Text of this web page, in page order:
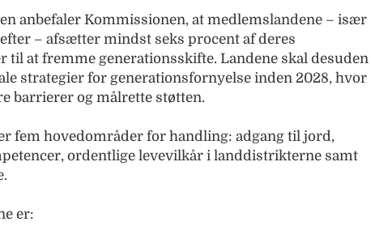
anbefaler Kommissionen, at medlemslandene – især
– afsætter mindst seks procent af deres
til at fremme generationsskifte. Landene skal desuden
strategier for generationsfornyelse inden 2028, hvor
barrierer og målrette støtten.
fem hovedområder for handling: adgang til jord,
ordentlige levevilkår i landdistrikterne samt
er: